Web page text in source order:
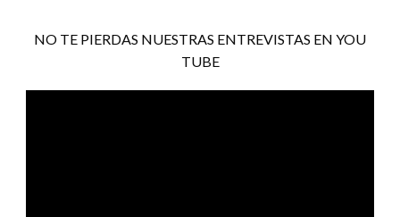
NO TE PIERDAS NUESTRAS ENTREVISTAS EN YOU
TUBE